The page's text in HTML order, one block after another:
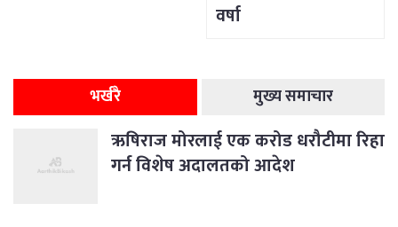
वर्षा
भर्खरै मुख्य समाचार
ऋषिराज मोरलाई एक करोड धरौटीमा रिहा
गर्न विशेष अदालतको आदेश